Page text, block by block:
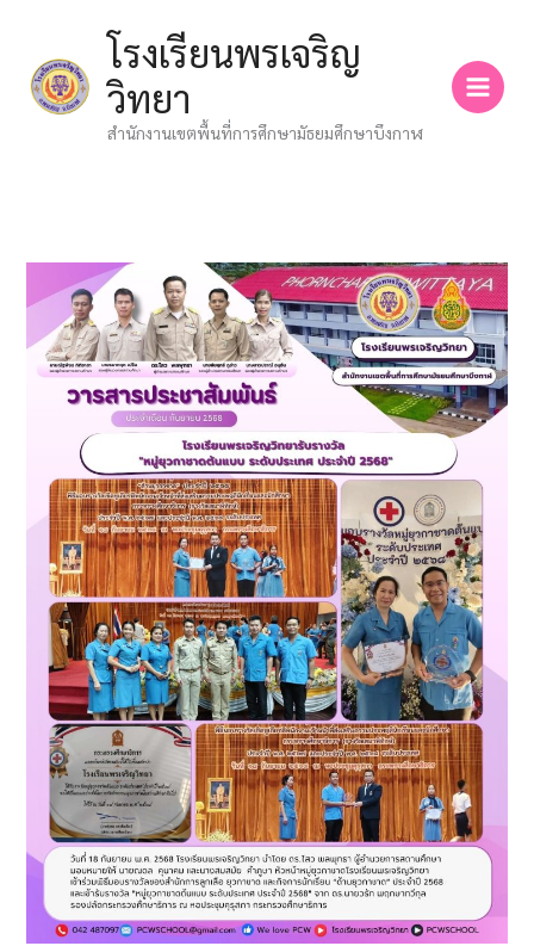
content
โรงเรียนพรเจริญ
วิทยา
สำนักงานเขตพื้นที่การศึกษามัธยมศึกษาบึงกาฬ